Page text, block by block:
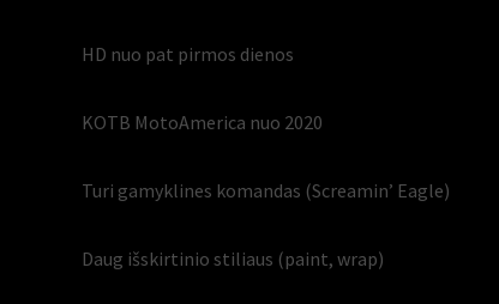
HD nuo pat pirmos dienos
KOTB MotoAmerica nuo 2020
Turi gamyklines komandas (Screamin’ Eagle)
Daug išskirtinio stiliaus (paint, wrap)